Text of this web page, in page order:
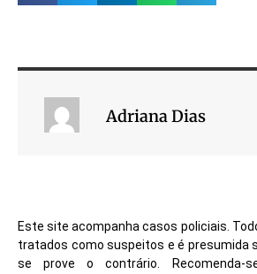
Adriana Dias
Este site acompanha casos policiais.
tratados como suspeitos e é presumida
se prove o contrário. Recomenda-